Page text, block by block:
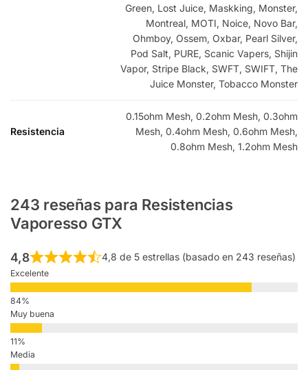
Green, Lost Juice, Maskking, Monster,
Montreal, MOTI, Noice, Novo Bar,
Ohmboy, Ossem, Oxbar, Pearl Silver,
Pod Salt, PURE, Scanic Vapers, Shijin
Vapor, Stripe Black, SWFT, SWIFT, The
Juice Monster, Tobacco Monster
Resistencia
0.15ohm Mesh, 0.2ohm Mesh, 0.3ohm
Mesh, 0.4ohm Mesh, 0.6ohm Mesh,
0.8ohm Mesh, 1.2ohm Mesh
243 reseñas para Resistencias
Vaporesso GTX
4,8 4,8 de 5 estrellas (basado en 243 reseñas)
Excelente
Muy buena
Media